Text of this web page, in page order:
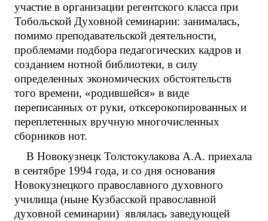
участие в организации регентского класса при
Тобольской Духовной семинарии: занималась,
помимо преподавательской деятельности,
проблемами подбора педагогических кадров и
созданием нотной библиотеки, в силу
определенных экономических обстоятельств
того времени, «родившейся» в виде
переписанных от руки, отксерокопированных и
переплетенных вручную многочисленных
сборников нот.
В Новокузнецк Толстокулакова А.А. приехала
в сентябре 1994 года, и со дня основания
Новокузнецкого православного духовного
училища (ныне Кузбасской православной
духовной семинарии) являлась заведующей